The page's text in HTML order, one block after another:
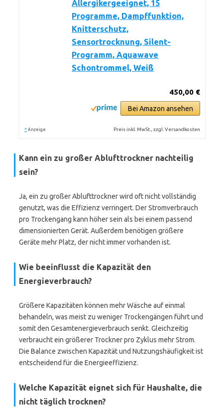
Allergikergeeignet, 15
Programme, Dampffunktion,
Knitterschutz,
Sensortrocknung, Silent-
Programm, Aquawave
Schontrommel, Weiß
450,00 €
Bei Amazon ansehen
* Anzeige Preis inkl. MwSt., zzgl. Versandkosten
Kann ein zu großer Ablufttrockner nachteilig
sein?
Ja, ein zu großer Ablufttrockner wird oft nicht vollständig
genutzt, was die Effizienz verringert. Der Stromverbrauch
pro Trockengang kann höher sein als bei einem passend
dimensionierten Gerät. Außerdem benötigen größere
Geräte mehr Platz, der nicht immer vorhanden ist.
Wie beeinflusst die Kapazität den
Energieverbrauch?
Größere Kapazitäten können mehr Wäsche auf einmal
behandeln, was meist zu weniger Trockengängen führt und
somit den Gesamtenergieverbrauch senkt. Gleichzeitig
verbraucht ein größerer Trockner pro Zyklus mehr Strom.
Die Balance zwischen Kapazität und Nutzungshäufigkeit ist
entscheidend für die Energieeffizienz.
Welche Kapazität eignet sich für Haushalte, die
nicht täglich trocknen?